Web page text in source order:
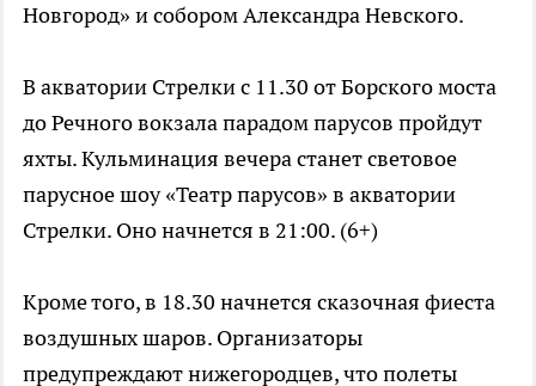
Новгород» и собором Александра Невского.
В акватории Стрелки с 11.30 от Борского моста
до Речного вокзала парадом парусов пройдут
яхты. Кульминация вечера станет световое
парусное шоу «Театр парусов» в акватории
Стрелки. Оно начнется в 21:00. (6+)
Кроме того, в 18.30 начнется сказочная фиеста
воздушных шаров. Организаторы
предупреждают нижегородцев, что полеты